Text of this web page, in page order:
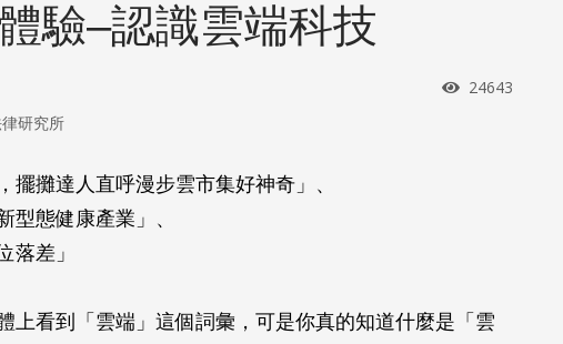
驗–認識雲端科技
瀏覽次數
24643
研究所
擺攤達人直呼漫步雲市集好神奇」、
型態健康產業」、
落差」
上看到「雲端」這個詞彙，可是你真的知道什麼是「雲